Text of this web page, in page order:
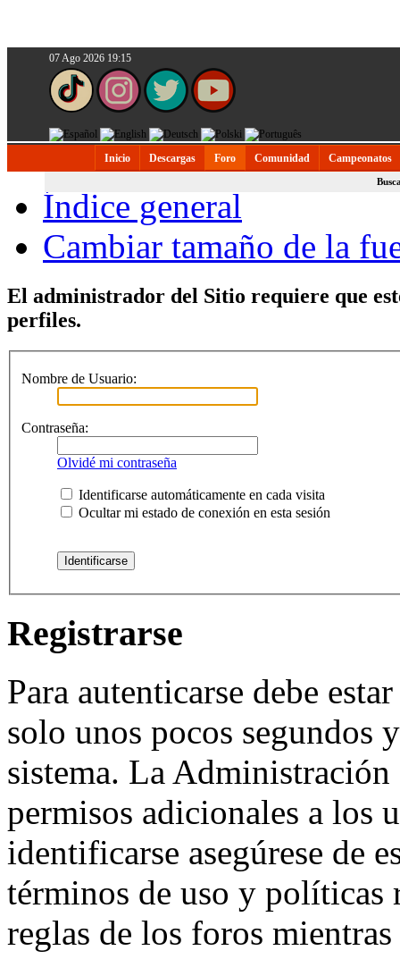
07 Ago 2026 19:15
Inicio Descargas Foro Comunidad Campeonatos
Índice general
Cambiar tamaño de la
El administrador del Sitio requiere que
perfiles.
Nombre de Usuario:
Contraseña:
Olvidé mi contraseña
Identificarse automáticamente en cada visita
Ocultar mi estado de conexión en esta sesión
Registrarse
Para autenticarse debe
solo unos pocos segundos
sistema. La
permisos adicionales a los
identificarse asegúrese de
términos de uso y políticas
reglas de los foros